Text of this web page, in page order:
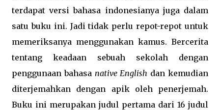
terdapat versi bahasa indonesianya juga dalam
satu buku ini. Jadi tidak perlu repot-repot untuk
memeriksanya menggunakan kamus. Bercerita
tentang keadaan sebuah sekolah dengan
penggunaan bahasa native English dan kemudian
diterjemahkan dengan apik oleh penerjemah.
Buku ini merupakan judul pertama dari 16 judul